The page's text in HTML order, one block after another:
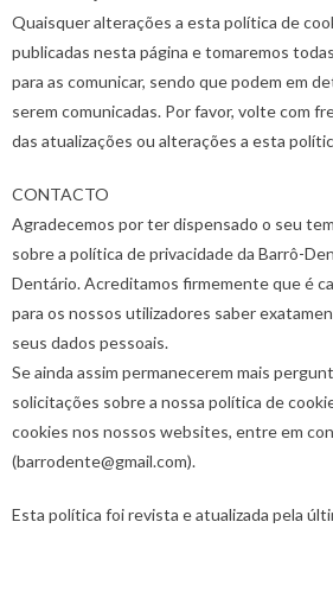
Quaisquer alterações a esta política de
publicadas nesta página e tomaremos
para as comunicar, sendo que podem em
serem comunicadas. Por favor, volte com
das atualizações ou alterações a esta
CONTACTO
Agradecemos por ter dispensado o seu
sobre a política de privacidade da Barrô-
Dentário. Acreditamos firmemente que é
para os nossos utilizadores saber
seus dados pessoais.
Se ainda assim permanecerem mais
solicitações sobre a nossa política de
cookies nos nossos websites, entre em
(barrodente@gmail.com).
Esta política foi revista e atualizada pela